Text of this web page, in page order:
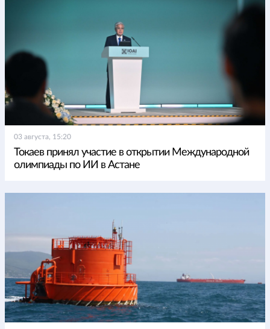
03 августа, 15:20
Токаев принял участие в открытии Международной
олимпиады по ИИ в Астане